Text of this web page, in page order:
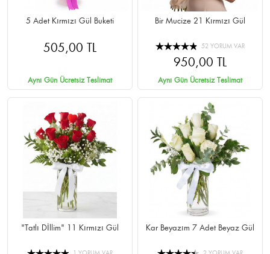
5 Adet Kırmızı Gül Buketi
505,00 TL
Aynı Gün Ücretsiz Teslimat
Bir Mucize 21 Kırmızı Gül
52 YORUM VAR
950,00 TL
Aynı Gün Ücretsiz Teslimat
"Tatlı Dİllim" 11 Kırmızı Gül Kar Beyazım 7 Adet Beyaz Gül